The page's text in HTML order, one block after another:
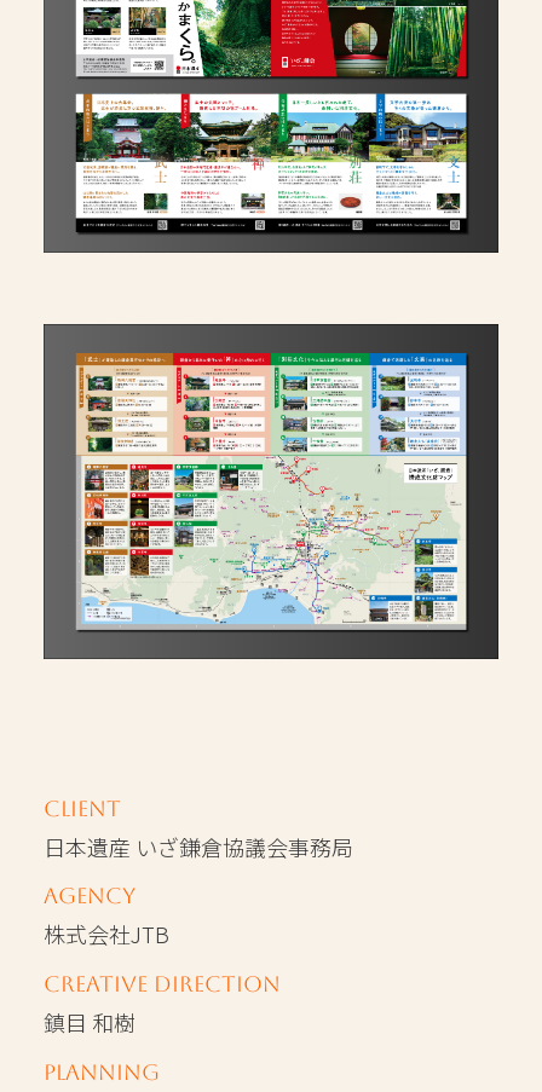
Client
日本遺産 いざ鎌倉協議会事務局
Agency
株式会社JTB
Creative Direction
鎮目 和樹
planning